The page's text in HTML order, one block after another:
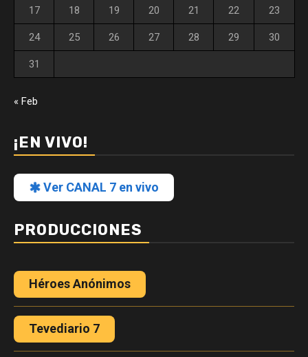
17 18 19 20 21 22 23
24 25 26 27 28 29 30
31
« Feb
¡EN VIVO!
Ver CANAL 7 en vivo
PRODUCCIONES
Héroes Anónimos
Tevediario 7